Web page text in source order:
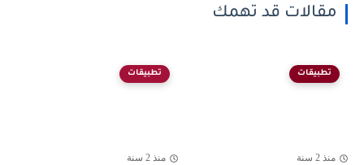
مقالات قد تهمك
تطبيقات
منذ 2 سنة
تطبيقات
منذ 2 سنة